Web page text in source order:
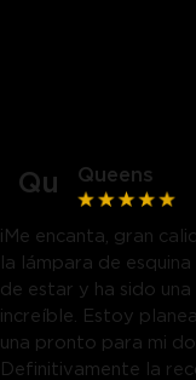
Qu Queens
¡Me encanta, gran
la lámpara de esquina
de estar y ha sido una
increíble. Estoy
una pronto para mi
Definitivamente la